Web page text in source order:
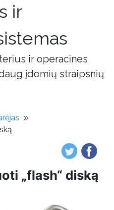
ir
ir operacines
įdomių straipsnių
„flash“ diską